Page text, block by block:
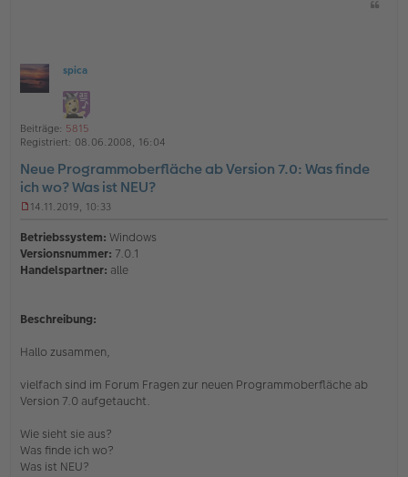
ff
n
e
spica
Beiträge: 5815
Registriert: 08.06.2008, 16:04
Neue Programmoberfläche ab Version 7.0: Was finde
ich wo? Was ist NEU?
n
g
e
l
n
r
e
t
a
g
14.11.2019, 10:33
Betriebssystem: Windows
Versionsnummer: 7.0.1
Handelspartner: alle
Beschreibung:
Hallo zusammen,
vielfach sind im Forum Fragen zur neuen Programmoberfläche ab
Version 7.0 aufgetaucht.
Wie sieht sie aus?
Was finde ich wo?
Was ist NEU?